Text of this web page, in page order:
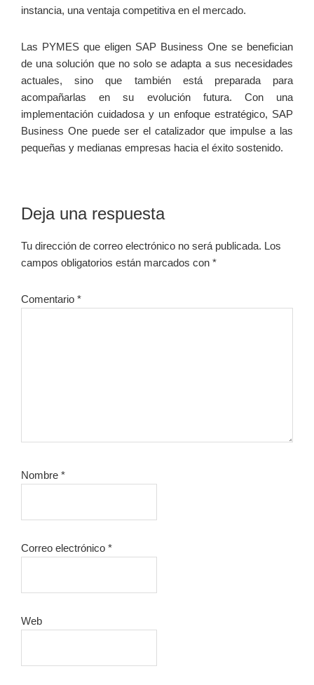
instancia, una ventaja competitiva en el ⁤mercado.
Las ‌PYMES que eligen⁣ SAP Business One ⁤se benefician
de una‍ solución que no solo ⁢se adapta a ⁢sus necesidades
actuales, sino que también está preparada para
acompañarlas⁢ en su evolución futura. Con una
implementación‍ cuidadosa y un enfoque estratégico, SAP
Business One puede ser el catalizador que impulse a ‌las
pequeñas y medianas empresas hacia el éxito sostenido.
Interacciones
con
los
Deja una respuesta
Tu dirección de correo electrónico no será publicada. Los
campos obligatorios están marcados con *
Comentario *
Nombre *
Correo electrónico *
Web